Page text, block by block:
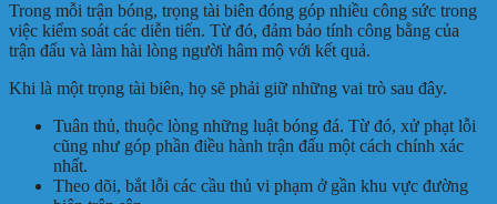
Trong mỗi trận bóng, trọng tài biên đóng góp nhiều công sức trong
việc kiểm soát các diễn tiến. Từ đó, đảm bảo tính công bằng của
trận đấu và làm hài lòng người hâm mộ với kết quả.
Khi là một trọng tài biên, họ sẽ phải giữ những vai trò sau đây.
Tuân thủ, thuộc lòng những luật bóng đá. Từ đó, xử phạt lỗi
cũng như góp phần điều hành trận đấu một cách chính xác
nhất.
Theo dõi, bắt lỗi các cầu thủ vi phạm ở gần khu vực đường